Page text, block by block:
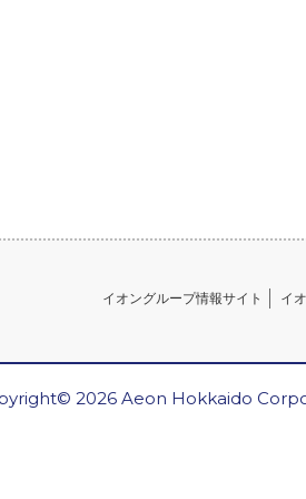
イオングループ情報サイト
イ
2026 Aeon Hokkaido